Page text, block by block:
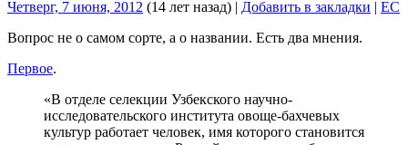
Четверг, 7 июня, 2012 (14 лет назад) | Добавить в закладки | EC
Вопрос не о самом сорте, а о названии. Есть два мнения.
Первое.
«В отделе селекции Узбекского научно-
исследовательского института овоще-бахчевых
культур работает человек, имя которого становится